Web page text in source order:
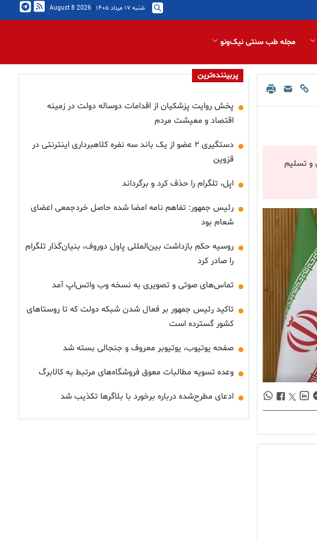
شنبه ۱۷ مرداد ۱۴۰۵ |
2026 August 8
مجله طب سنتی نیک‌ونو
و تسلیم
پربیننده‌ترین
پخش روایت پزشکیان از اقدامات دوساله دولت در زمینه
اقتصاد و معیشت مردم
دستگیری ۲ عضو از یک باند سه نفره کلاهبرداری اینترنتی در
قزوین
اپل، تلگرام را حذف کرد و برگرداند
رئیس جمهور: تفاهم نامه امضا شده حاصل خردجمعی اعضای
شعام بود
روسیه حکم بازداشت بین‌المللی پاول دوروف، بنیان‌گذار تلگرام
را صادر کرد
تماس‌های صوتی و تصویری به نسخه وب واتس‌اپ آمد
تاکید رئیس جمهور بر فعال شدن شبکه دولت که تا روستاهای
کشور گسترده است
صفحه یوتیوب، یوتیوبر معروف و جنجالی بسته شد
وعده تسویه مطالبات معوق فروشگاه‌های مرتبط به کالابرگ
ادعای مطرح‌شده درباره برخورد با بلاگرها تکذیب شد